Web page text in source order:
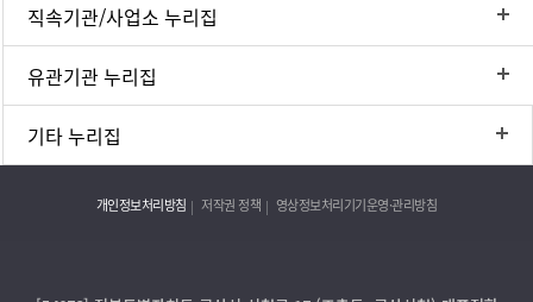
직속기관/사업소 누리집
유관기관 누리집
기타 누리집
개인정보처리방침 저작권 정책 영상정보처리기기운영·관리방침